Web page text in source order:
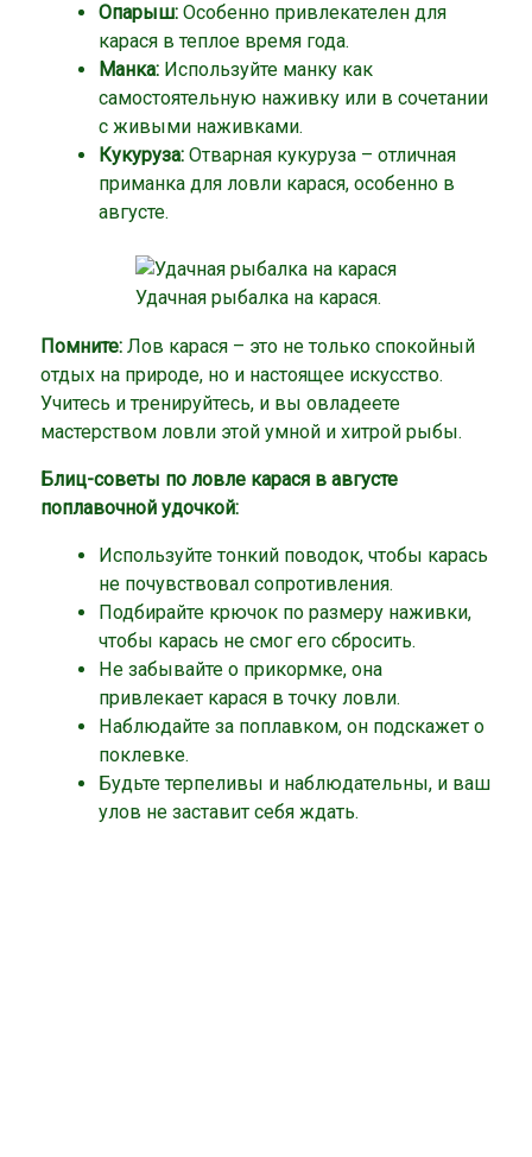
Опарыш:Особенно привлекателен для
карася в теплое время года.
Манка:Используйте манку как
самостоятельную наживку или в сочетании
с живыми наживками.
Кукуруза:Отварная кукуруза – отличная
приманка для ловли карася, особенно в
августе.
Удачная рыбалка на карася.
Помните: Лов карася – это не только спокойный
отдых на природе, но и настоящее искусство.
Учитесь и тренируйтесь, и вы овладеете
мастерством ловли этой умной и хитрой рыбы.
Блиц-советы по ловле карася в августе
поплавочной удочкой:
Используйте тонкий поводок, чтобы карась
не почувствовал сопротивления.
Подбирайте крючок по размеру наживки,
чтобы карась не смог его сбросить.
Не забывайте о прикормке, она
привлекает карася в точку ловли.
Наблюдайте за поплавком, он подскажет о
поклевке.
Будьте терпеливы и наблюдательны, и ваш
улов не заставит себя ждать.